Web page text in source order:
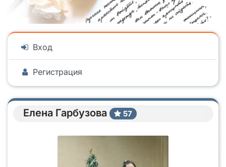
Вход
Регистрация
Елена Гарбузова 57